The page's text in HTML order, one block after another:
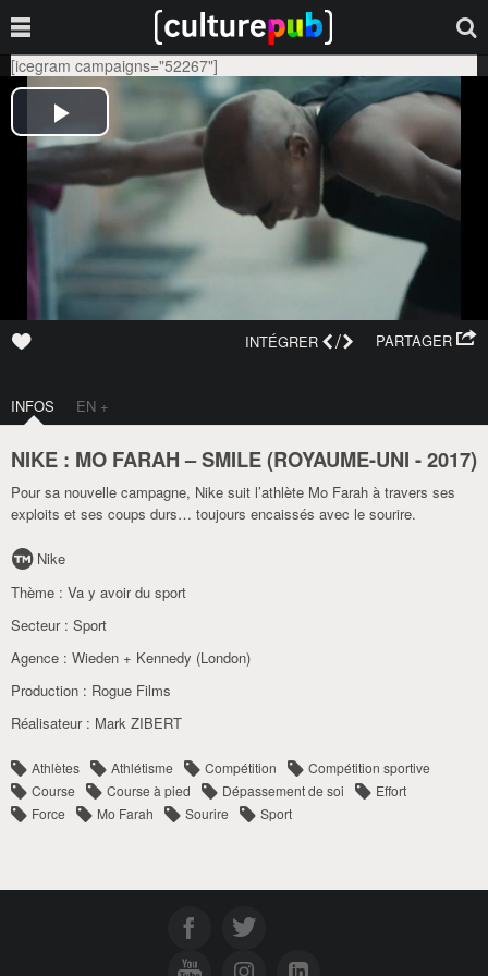
[icegram campaigns="52267"]
PARTAGER
INTÉGRER /
INFOS EN +
NIKE : MO FARAH – SMILE (ROYAUME-UNI -2017)
Pour sa nouvelle campagne, Nike suit l’athlète Mo Farah à travers ses
exploits et ses coups durs… toujours encaissés avec le sourire.
Nike
Thème : Va y avoir du sport
Secteur : Sport
Agence : Wieden + Kennedy (London)
Production : Rogue Films
Réalisateur : Mark ZIBERT
Athlètes Athlétisme Compétition
Compétition sportive
Course
Course à pied Dépassement de soi
Effort
Force
Mo Farah Sourire Sport